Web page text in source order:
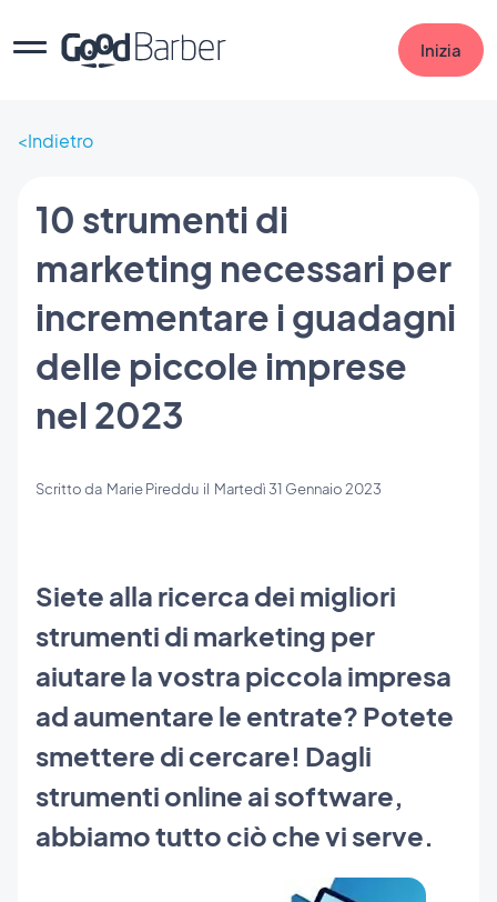
Inizia
Indietro
10 strumenti di
marketing necessari per
incrementare i guadagni
delle piccole imprese
nel 2023
Scritto da Marie Pireddu il Martedì 31 Gennaio 2023
Siete alla ricerca dei migliori
strumenti di marketing per
aiutare la vostra piccola impresa
ad aumentare le entrate? Potete
smettere di cercare! Dagli
strumenti online ai software,
abbiamo tutto ciò che vi serve.